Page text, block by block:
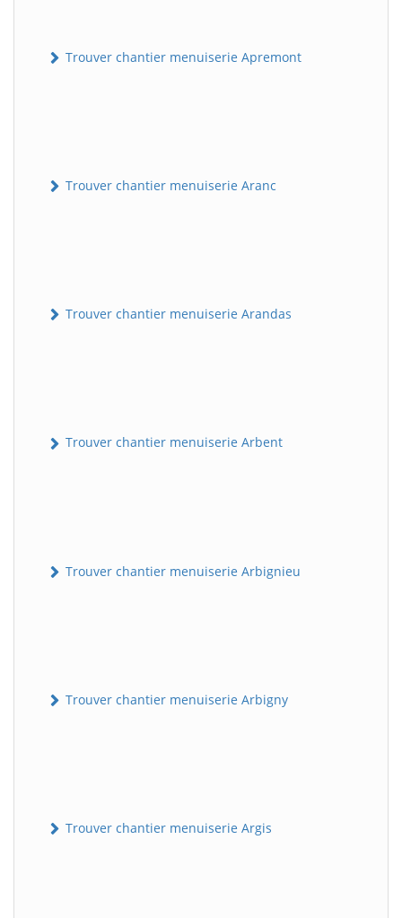
Trouver chantier menuiserie Apremont
Trouver chantier menuiserie Aranc
Trouver chantier menuiserie Arandas
Trouver chantier menuiserie Arbent
Trouver chantier menuiserie Arbignieu
Trouver chantier menuiserie Arbigny
Trouver chantier menuiserie Argis